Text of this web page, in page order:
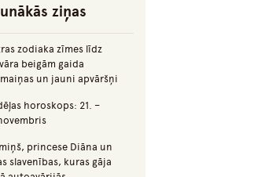
ziņas
zodiaka zīmes līdz
beigām gaida
un jauni apvāršņi
horoskops: 21. –
princese Diāna un
slavenības, kuras gāja